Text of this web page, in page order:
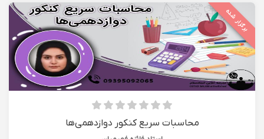
برگزار شده
محاسبات سریع کنکور دوازدهمی‌ها